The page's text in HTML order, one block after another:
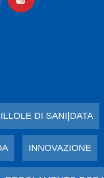
DI SANI|DATA
INNOVAZIONE